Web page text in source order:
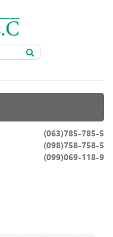
(063)785-785-5
(098)758-758-5
(099)069-118-9